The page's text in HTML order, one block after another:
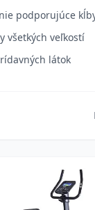
podporujúce
všetkých veľkostí
látok